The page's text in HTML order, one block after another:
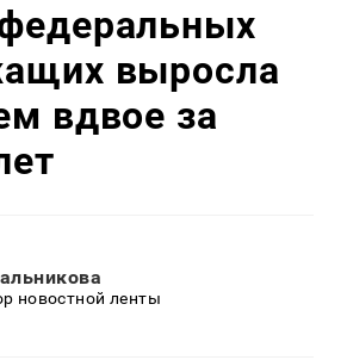
выросла
вдвое за
новостной ленты